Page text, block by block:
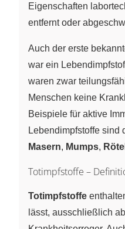
Eigenschaften
entfernt oder
Auch der erste
war ein
waren zwar
Menschen keine
Beispiele für aktive
Lebendimpfstoffe sind
Masern, Mumps,
Totimpfstoffe –
Totimpfstoffe
lässt, ausschließlich